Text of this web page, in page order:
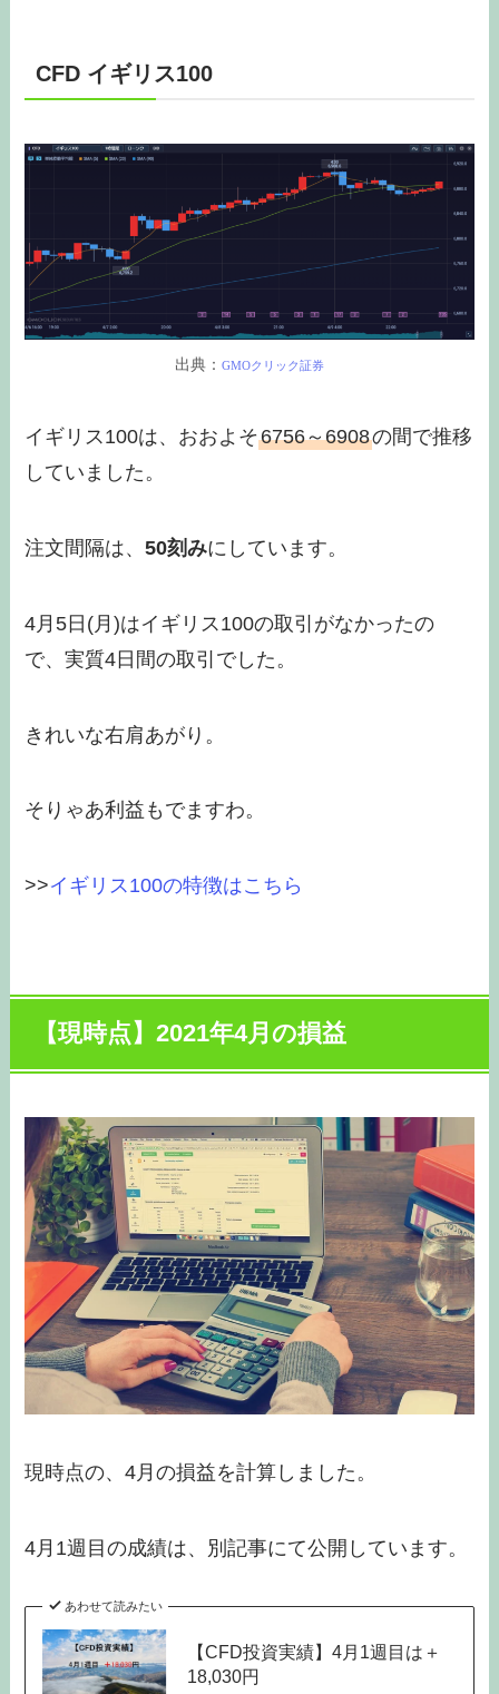
CFD イギリス100
出典： GMOクリック証券
イギリス100は、おおよそ6756～6908の間で推移
していました。
注文間隔は、50刻みにしています。
4月5日(月)はイギリス100の取引がなかったの
で、実質4日間の取引でした。
きれいな右肩あがり。
そりゃあ利益もでますわ。
>>イギリス100の特徴はこちら
【現時点】2021年4月の損益
現時点の、4月の損益を計算しました。
4月1週目の成績は、別記事にて公開しています。
あわせて読みたい
【CFD投資実績】4月1週目は＋
18,030円